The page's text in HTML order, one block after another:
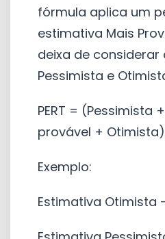
fórmula aplica um
estimativa Mais
deixa de
Pessimista e
PERT = (Pessimista
provável +
Exemplo:
Estimativa Otimista